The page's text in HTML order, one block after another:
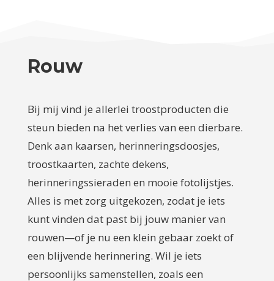
Rouw
Bij mij vind je allerlei troostproducten die
steun bieden na het verlies van een dierbare.
Denk aan kaarsen, herinneringsdoosjes,
troostkaarten, zachte dekens,
herinneringssieraden en mooie fotolijstjes.
Alles is met zorg uitgekozen, zodat je iets
kunt vinden dat past bij jouw manier van
rouwen—of je nu een klein gebaar zoekt of
een blijvende herinnering. Wil je iets
persoonlijks samenstellen, zoals een